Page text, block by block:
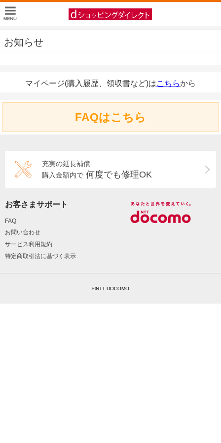
お知らせ
マイページ(購入履歴、領収書など)はこちらから
FAQはこちら
充実の延長補償
購入金額内で 何度でも修理OK
お客さまサポート
FAQ
お問い合わせ
サービス利用規約
特定商取引法に基づく表示
©NTT DOCOMO